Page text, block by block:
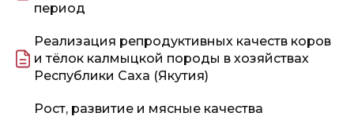
период
Реализация репродуктивных качеств коров
и тёлок калмыцкой породы в хозяйствах
Республики Саха (Якутия)
Рост, развитие и мясные качества